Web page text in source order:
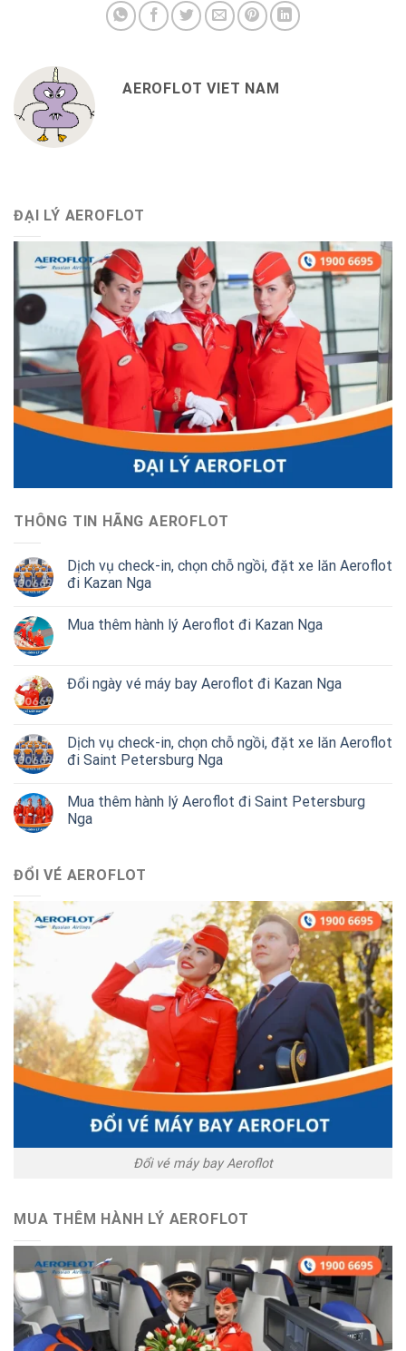
AEROFLOT VIET NAM
ĐẠI LÝ AEROFLOT
THÔNG TIN HÃNG AEROFLOT
Dịch vụ check-in, chọn chỗ ngồi, đặt xe lăn Aeroflot
đi Kazan Nga
Mua thêm hành lý Aeroflot đi Kazan Nga
Đổi ngày vé máy bay Aeroflot đi Kazan Nga
Dịch vụ check-in, chọn chỗ ngồi, đặt xe lăn Aeroflot
đi Saint Petersburg Nga
Mua thêm hành lý Aeroflot đi Saint Petersburg
Nga
ĐỔI VÉ AEROFLOT
Đổi vé máy bay Aeroflot
MUA THÊM HÀNH LÝ AEROFLOT